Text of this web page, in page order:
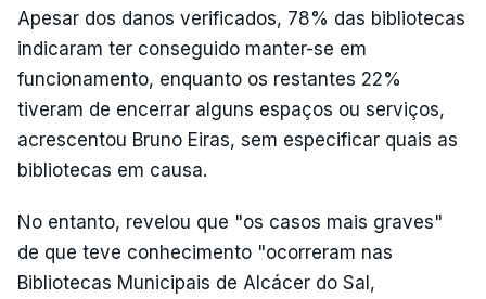
Apesar dos danos verificados, 78% das bibliotecas
indicaram ter conseguido manter-se em
funcionamento, enquanto os restantes 22%
tiveram de encerrar alguns espaços ou serviços,
acrescentou Bruno Eiras, sem especificar quais as
bibliotecas em causa.
No entanto, revelou que "os casos mais graves"
de que teve conhecimento "ocorreram nas
Bibliotecas Municipais de Alcácer do Sal,